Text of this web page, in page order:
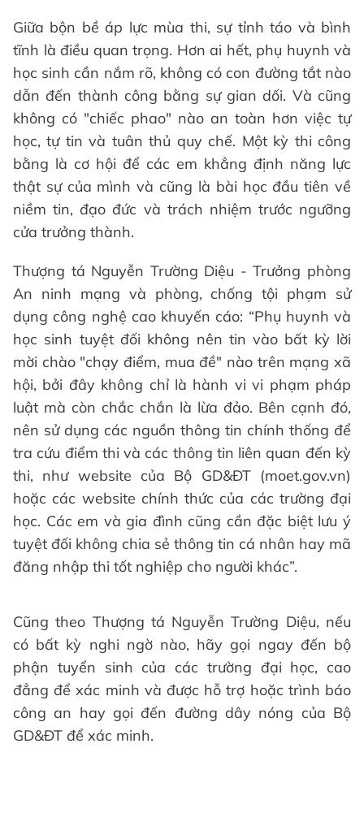
Giữa bộn bề áp lực mùa thi, sự tỉnh táo và bình
tĩnh là điều quan trọng. Hơn ai hết, phụ huynh và
học sinh cần nắm rõ, không có con đường tắt nào
dẫn đến thành công bằng sự gian dối. Và cũng
không có "chiếc phao" nào an toàn hơn việc tự
học, tự tin và tuân thủ quy chế. Một kỳ thi công
bằng là cơ hội để các em khẳng định năng lực
thật sự của mình và cũng là bài học đầu tiên về
niềm tin, đạo đức và trách nhiệm trước ngưỡng
cửa trưởng thành.
Thượng tá Nguyễn Trường Diệu - Trưởng phòng
An ninh mạng và phòng, chống tội phạm sử
dụng công nghệ cao khuyến cáo: “Phụ huynh và
học sinh tuyệt đối không nên tin vào bất kỳ lời
mời chào "chạy điểm, mua đề" nào trên mạng xã
hội, bởi đây không chỉ là hành vi vi phạm pháp
luật mà còn chắc chắn là lừa đảo. Bên cạnh đó,
nên sử dụng các nguồn thông tin chính thống để
tra cứu điểm thi và các thông tin liên quan đến kỳ
thi, như website của Bộ GD&ĐT (moet.gov.vn)
hoặc các website chính thức của các trường đại
học. Các em và gia đình cũng cần đặc biệt lưu ý
tuyệt đối không chia sẻ thông tin cá nhân hay mã
đăng nhập thi tốt nghiệp cho người khác”.
Cũng theo Thượng tá Nguyễn Trường Diệu, nếu
có bất kỳ nghi ngờ nào, hãy gọi ngay đến bộ
phận tuyển sinh của các trường đại học, cao
đẳng để xác minh và được hỗ trợ hoặc trình báo
công an hay gọi đến đường dây nóng của Bộ
GD&ĐT để xác minh.